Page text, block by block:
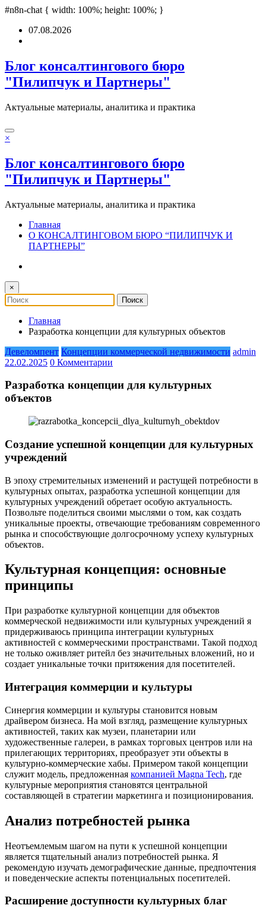
pusulabet deneme bonusuPadişahbetonline casinos
#n8n-chat { width: 100%; height: 100%; }
Перейти07.08.2026
Блог консалтингового бюро
"Пилипчук и Партнеры"
Актуальные материалы, аналитика и практика
×
Блог консалтингового бюро
"Пилипчук и Партнеры"
Актуальные материалы, аналитика и практика
Главная
О КОНСАЛТИНГОВОМ БЮРО “ПИЛИПЧУК И
ПАРТНЕРЫ”
×
Главная
Разработка концепции для культурных объектов
Девеломпент Концепции коммерческой недвижимости admin
22.02.2025 0 Комментарии
Разработка концепции для культурных
объектов
Создание успешной концепции для культурных
учреждений
В эпоху стремительных изменений и растущей потребности в
культурных опытах, разработка успешной концепции для
культурных учреждений обретает особую актуальность.
Позвольте поделиться своими мыслями о том, как создать
уникальные проекты, отвечающие требованиям современного
рынка и способствующие долгосрочному успеху культурных
объектов.
Культурная концепция: основные
принципы
При разработке культурной концепции для объектов
коммерческой недвижимости или культурных учреждений я
придерживаюсь принципа интеграции культурных
активностей с коммерческими пространствами. Такой подход
не только оживляет ритейл без значительных вложений, но и
создает уникальные точки притяжения для посетителей.
Интеграция коммерции и культуры
Синергия коммерции и культуры становится новым
драйвером бизнеса. На мой взгляд, размещение культурных
активностей, таких как музеи, планетарии или
художественные галереи, в рамках торговых центров или на
прилегающих территориях, преобразует эти объекты в
культурно-коммерческие хабы. Примером такой концепции
служит модель, предложенная компанией Magna Tech, где
культурные мероприятия становятся центральной
составляющей в стратегии маркетинга и позиционирования.
Анализ потребностей рынка
Неотъемлемым шагом на пути к успешной концепции
является тщательный анализ потребностей рынка. Я
рекомендую изучать демографические данные, предпочтения
и поведенческие аспекты потенциальных посетителей.
Расширение доступности культурных благ